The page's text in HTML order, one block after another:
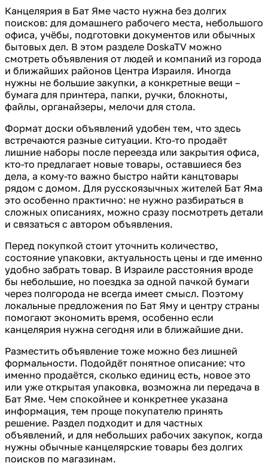
Канцелярия в Бат Яме часто нужна без долгих
поисков: для домашнего рабочего места, небольшого
офиса, учёбы, подготовки документов или обычных
бытовых дел. В этом разделе DoskaTV можно
смотреть объявления от людей и компаний из города
и ближайших районов Центра Израиля. Иногда
нужны не большие закупки, а конкретные вещи –
бумага для принтера, папки, ручки, блокноты,
файлы, органайзеры, мелочи для стола.
Формат доски объявлений удобен тем, что здесь
встречаются разные ситуации. Кто-то продаёт
лишние наборы после переезда или закрытия офиса,
кто-то предлагает новые товары, оставшиеся без
дела, а кому-то важно быстро найти канцтовары
рядом с домом. Для русскоязычных жителей Бат Яма
это особенно практично: не нужно разбираться в
сложных описаниях, можно сразу посмотреть детали
и связаться с автором объявления.
Перед покупкой стоит уточнить количество,
состояние упаковки, актуальность цены и где именно
удобно забрать товар. В Израиле расстояния вроде
бы небольшие, но поездка за одной пачкой бумаги
через полгорода не всегда имеет смысл. Поэтому
локальные предложения по Бат Яму и центру страны
помогают экономить время, особенно если
канцелярия нужна сегодня или в ближайшие дни.
Разместить объявление тоже можно без лишней
формальности. Подойдёт понятное описание: что
именно продаётся, сколько единиц есть, новое это
или уже открытая упаковка, возможна ли передача в
Бат Яме. Чем спокойнее и конкретнее указана
информация, тем проще покупателю принять
решение. Раздел подходит и для частных
объявлений, и для небольших рабочих закупок, когда
нужны обычные канцелярские товары без долгих
поисков по магазинам.